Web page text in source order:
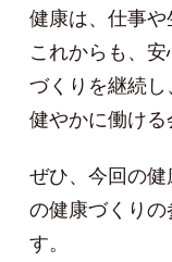
健康は、仕事や
これからも、
づくりを継続
健やかに働ける
ぜひ、今回の
の健康づくり
す。